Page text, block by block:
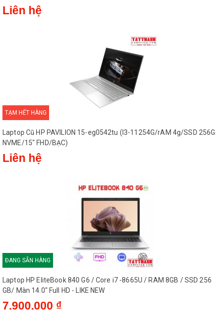
Liên hệ
TẠM HẾT HÀNG
Laptop Cũ HP PAVILION 15-eg0542tu (I3-11254G/rAM 4g/SSD 256G
NVME/15" FHD/BẠC)
Liên hệ
ĐANG SẴN HÀNG
Laptop HP EliteBook 840 G6 / Core i7 -8665U / RAM 8GB / SSD 256
GB/ Màn 14.0″ Full HD - LIKE NEW
7.900.000 ₫